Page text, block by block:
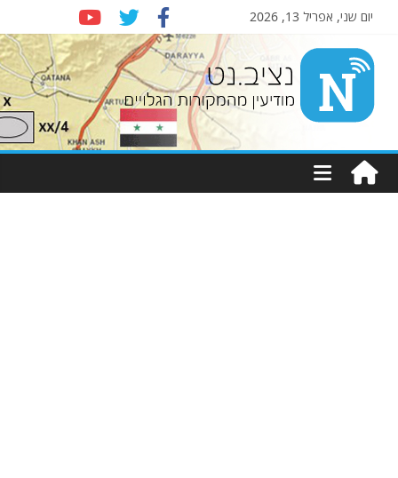
יום שני, אפריל 13, 2026
Nziv.net
מודיעין
מהמקורות